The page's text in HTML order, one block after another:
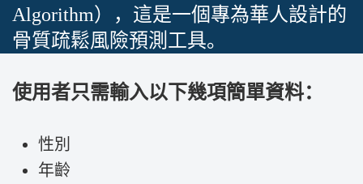
Algorithm），這是一個專為華人設計的
骨質疏鬆風險預測工具。
使用者只需輸入以下幾項簡單資料：
性別
年齡